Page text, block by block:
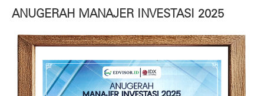
ANUGERAH MANAJER INVESTASI 2025